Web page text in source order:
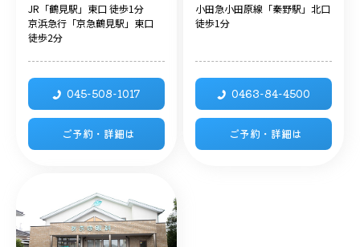
JR「鶴見駅」東口 徒歩1分
京浜急行「京急鶴見駅」東口
徒歩2分
045-508-1017
ご予約・詳細は
小田急小田原線「秦野駅」北口
徒歩1分
0463-84-4500
ご予約・詳細は